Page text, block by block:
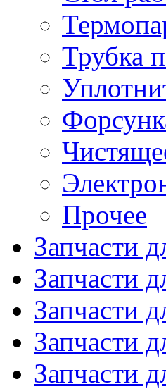
Трубка
Прочее
Запчасти
Запчасти
Запчасти
Запчасти
Запчасти